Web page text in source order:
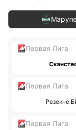
Первая Лига
Первая Лига
Резекне
Первая Лига